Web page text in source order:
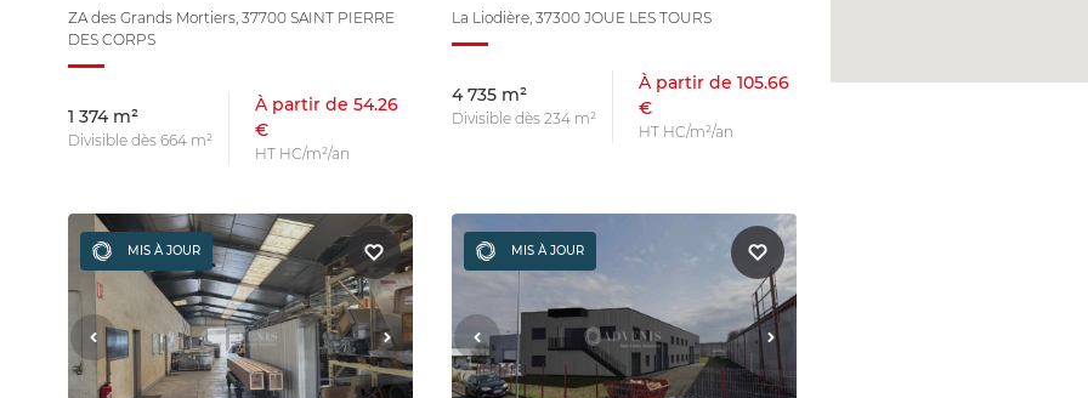
ZA des Grands Mortiers, 37700 SAINT PIERRE
DES CORPS
1 374 m²
Divisible dès 664 m²
À partir de 54.26
€
HT HC/m²/an
La Liodière, 37300 JOUE LES TOURS
4 735 m²
Divisible dès 234 m²
À partir de 105.66
€
HT HC/m²/an
MIS À JOUR MIS À JOUR